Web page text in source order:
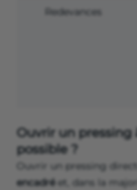
Redevances
Ouvrir un pressing
possible ?
Ouvrir un pressing
encadréet, dans la